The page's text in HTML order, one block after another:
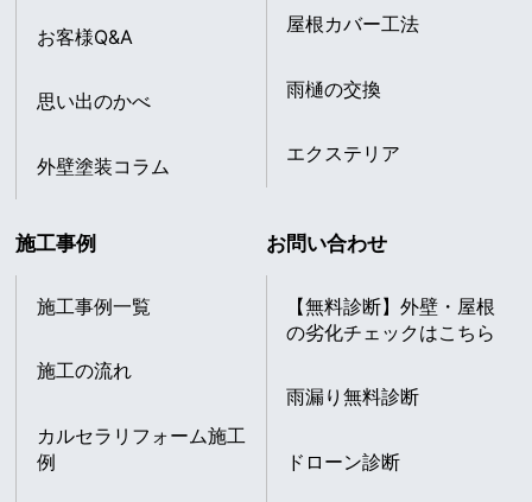
お客様Q&A
思い出のかべ
外壁塗装コラム
屋根カバー工法
雨樋の交換
エクステリア
施工事例
施工事例一覧
施工の流れ
カルセラリフォーム施工
例
お問い合わせ
【無料診断】外壁・屋根
の劣化チェックはこちら
雨漏り無料診断
ドローン診断